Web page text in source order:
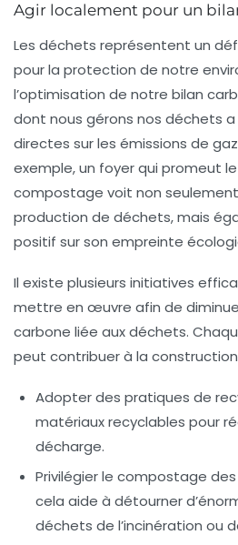
Agir localement pour un
Les déchets représentent un
pour la protection de notre
l’optimisation de notre bilan
dont nous gérons nos déchets
directes sur les émissions de
exemple, un foyer qui promeut le
compostage voit non
production de déchets, mais
positif sur son empreinte
Il existe plusieurs initiatives
mettre en œuvre afin de
carbone liée aux déchets.
peut contribuer à la construction
Adopter des pratiques de
matériaux recyclables pour
décharge.
Privilégier le compostage
cela aide à détourner
déchets de l’incinération ou